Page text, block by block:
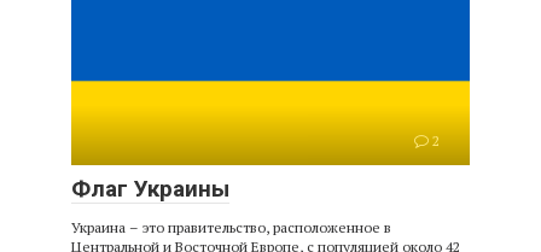
2
Флаг Украины
Украина – это правительство, расположенное в
Центральной и Восточной Европе, с популяцией около 42